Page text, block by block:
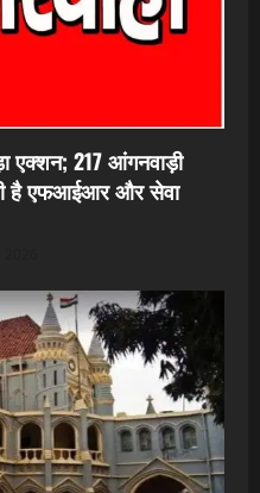
एक्शन; 217 आंगनवाड़ी
है एफआईआर और सेवा